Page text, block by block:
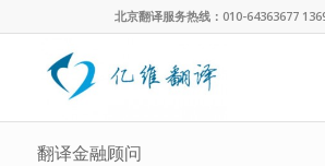
北京翻译服务热线：010-64363677
翻译金融顾问